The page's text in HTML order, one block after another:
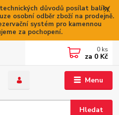
důvodů posílat balíky
osobní odběr zboží na prodejně.
systém pro kamennou
za pochopení.
Menu
Hledat
0 ks
za 0 Kč